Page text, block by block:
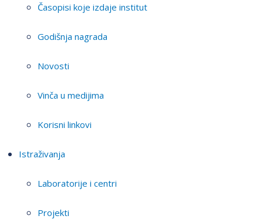
Časopisi koje izdaje institut
Godišnja nagrada
Novosti
Vinča u medijima
Korisni linkovi
Istraživanja
Laboratorije i centri
Projekti